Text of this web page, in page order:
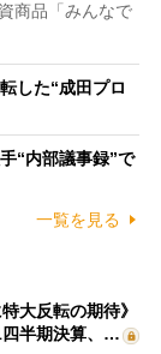
商品「みんなで
した“成田プロ
“内部議事録”で
一覧を見る
大反転の期待》
四半期決算、…